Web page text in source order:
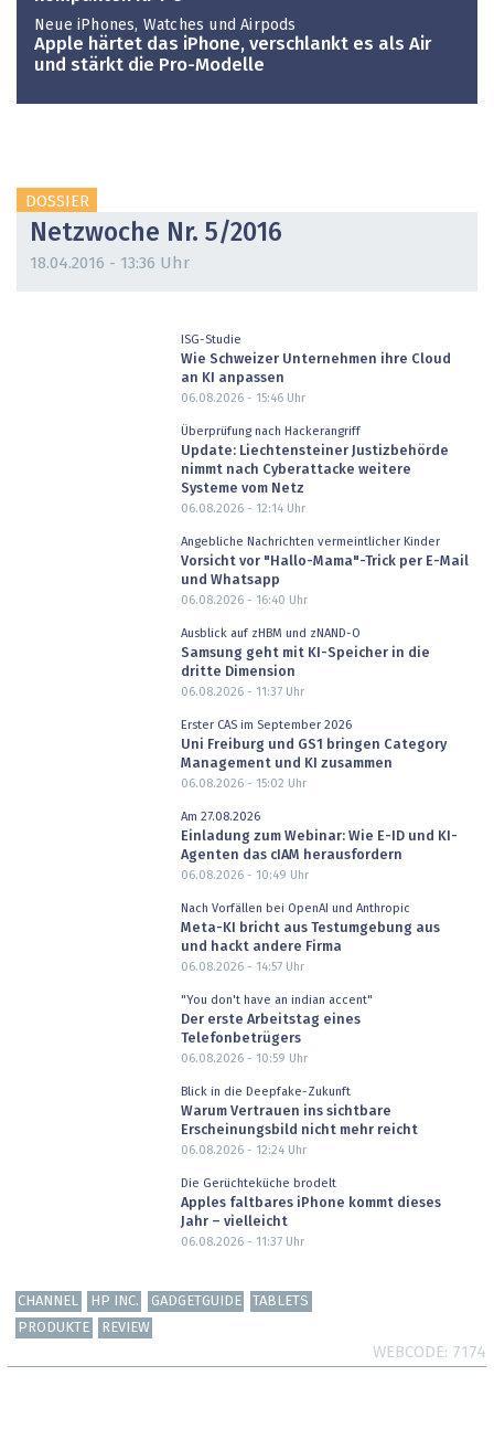
Neue iPhones, Watches und Airpods
Apple härtet das iPhone, verschlankt es als Air
und stärkt die Pro-Modelle
DOSSIER
Netzwoche Nr. 5/2016
18.04.2016 - 13:36 Uhr
ISG-Studie
Wie Schweizer Unternehmen ihre Cloud
an KI anpassen
06.08.2026 - 15:46Uhr
Überprüfung nach Hackerangriff
Update: Liechtensteiner Justizbehörde
nimmt nach Cyberattacke weitere
Systeme vom Netz
06.08.2026 - 12:14Uhr
Angebliche Nachrichten vermeintlicher Kinder
Vorsicht vor "Hallo-Mama"-Trick per E-Mail
und Whatsapp
06.08.2026 - 16:40 Uhr
Ausblick auf zHBM und zNAND-O
Samsung geht mit KI-Speicher in die
dritte Dimension
06.08.2026 - 11:37Uhr
Erster CAS im September 2026
Uni Freiburg und GS1 bringen Category
Management und KI zusammen
06.08.2026 - 15:02 Uhr
Am 27.08.2026
Einladung zum Webinar: Wie E-ID und KI-
Agenten das cIAM herausfordern
06.08.2026 - 10:49 Uhr
Nach Vorfällen bei OpenAI und Anthropic
Meta-KI bricht aus Testumgebung aus
und hackt andere Firma
06.08.2026 - 14:57Uhr
"You don't have an indian accent"
Der erste Arbeitstag eines
Telefonbetrügers
06.08.2026 - 10:59 Uhr
Blick in die Deepfake-Zukunft
Warum Vertrauen ins sichtbare
Erscheinungsbild nicht mehr reicht
06.08.2026 - 12:24Uhr
Die Gerüchteküche brodelt
Apples faltbares iPhone kommt dieses
Jahr – vielleicht
06.08.2026 - 11:37Uhr
CHANNEL HP INC. GADGETGUIDE
TABLETS
PRODUKTE
REVIEW
WEBCODE 7174